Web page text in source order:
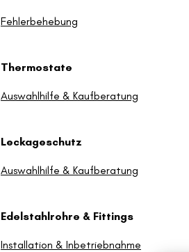
Fehlerbehebung
Thermostate
Auswahlhilfe & Kaufberatung
Leckageschutz
Auswahlhilfe & Kaufberatung
Edelstahlrohre & Fittings
Installation & Inbetriebnahme